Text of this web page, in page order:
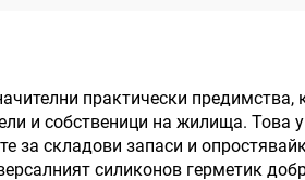
лепило
Силно
Черно
практически
и собственици на жилища.
за складови запаси и
силиконов герметик